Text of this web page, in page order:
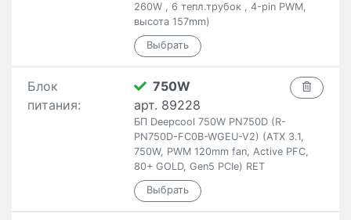
260W , 6 тепл.трубок , 4-pin PWM,
высота 157mm)
Блок
питания:
750W
арт. 89228
БП Deepcool 750W PN750D (R-
PN750D-FC0B-WGEU-V2) (ATX 3.1,
750W, PWM 120mm fan, Active PFC,
80+ GOLD, Gen5 PCIe) RET